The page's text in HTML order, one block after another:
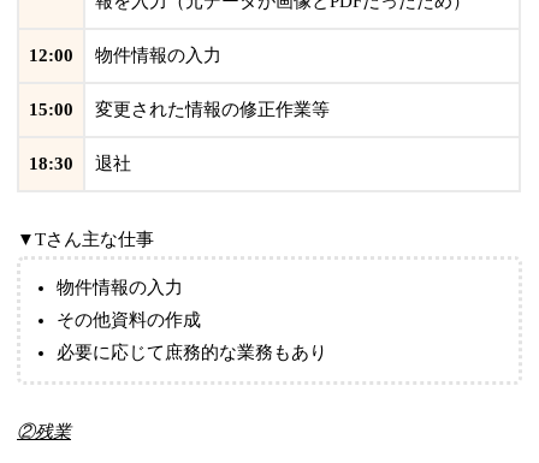
12:00 物件情報の入力
15:00 変更された情報の修正作業等
18:30 退社
▼Tさん主な仕事
物件情報の入力
その他資料の作成
必要に応じて庶務的な業務もあり
②残業